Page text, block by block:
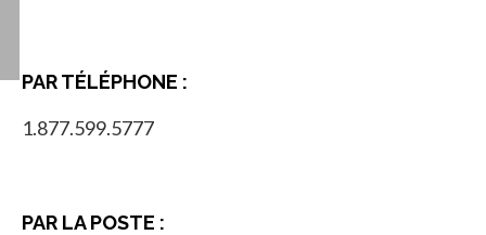
PAR TÉLÉPHONE :
1.877.599.5777
PAR LA POSTE :